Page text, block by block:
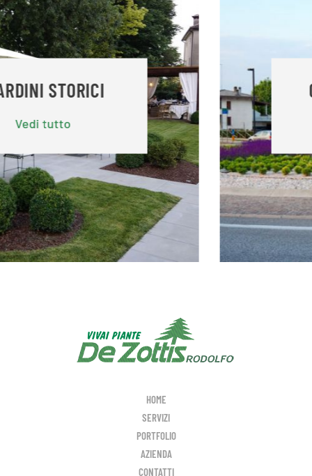
GIARDINI PUBBLICI
Vedi tutto
HOME
SERVIZI
PORTFOLIO
AZIENDA
CONTATTI